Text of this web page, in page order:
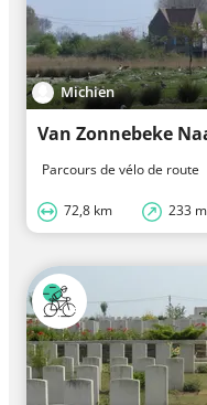
Michien
Van Zonnebeke
Parcours de vélo de route
72,8 km 233 m